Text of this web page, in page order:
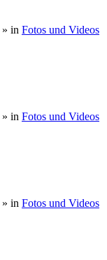
» in Fotos und Videos
» in Fotos und Videos
» in Fotos und Videos